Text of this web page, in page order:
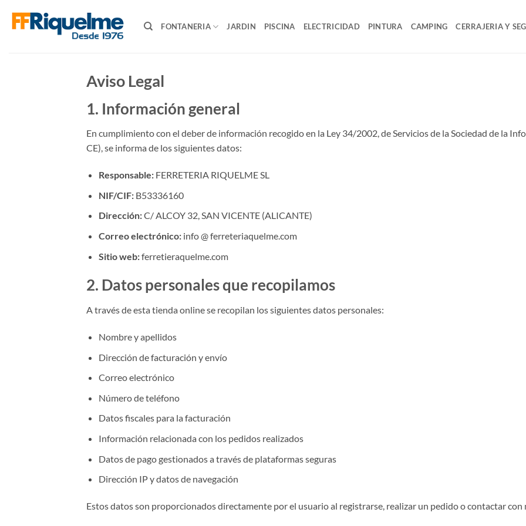
FONTANERIA JARDIN PISCINA ELECTRICIDAD PINTURA CAMPING CERRAJERIA Y
Aviso Legal
1. Información general
En cumplimiento con el deber de información recogido en la Ley 34/2002, de Servicios de la Sociedad de la
CE), se informa de los siguientes datos:
Responsable:FERRETERIA RIQUELME SL
NIF/CIF:B53336160
Dirección:C/ ALCOY 32, SAN VICENTE (ALICANTE)
Correo electrónico:info @ ferreteriaquelme.com
Sitio web:ferretieraquelme.com
2. Datos personales que recopilamos
A través de esta tienda online se recopilan los siguientes datos personales:
Nombre y apellidos
Dirección de facturación y envío
Correo electrónico
Número de teléfono
Datos fiscales para la facturación
Información relacionada con los pedidos realizados
Datos de pago gestionados a través de plataformas seguras
Dirección IP y datos de navegación
Estos datos son proporcionados directamente por el usuario al registrarse, realizar un pedido o contactar con